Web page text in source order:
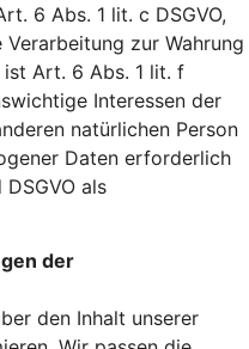
6 Abs. 1 lit. c DSGVO,
zur Wahrung
ist Art. 6 Abs. 1 lit. f
Interessen der
natürlichen Person
Daten erforderlich
als
der
den Inhalt unserer